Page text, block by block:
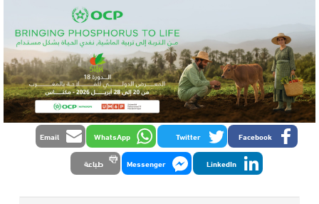
Facebook
Twitter
WhatsApp
Email
LinkedIn
Messenger طباعة